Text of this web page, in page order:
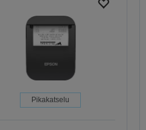
Pikakatselu